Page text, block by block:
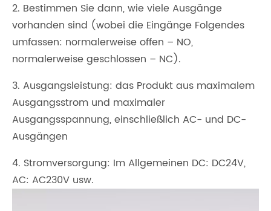
2. Bestimmen Sie dann, wie viele Ausgänge
vorhanden sind (wobei die Eingänge Folgendes
umfassen: normalerweise offen – NO,
normalerweise geschlossen – NC).
3. Ausgangsleistung: das Produkt aus maximalem
Ausgangsstrom und maximaler
Ausgangsspannung, einschließlich AC- und DC-
Ausgängen
4. Stromversorgung: Im Allgemeinen DC: DC24V,
AC: AC230V usw.